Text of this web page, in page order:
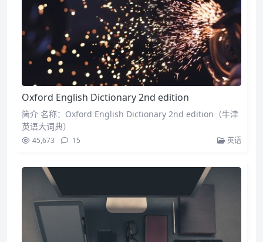
Oxford English Dictionary 2nd edition
简介 名称：Oxford English Dictionary 2nd edition（牛津
英语大词典）
45,673 15 英语